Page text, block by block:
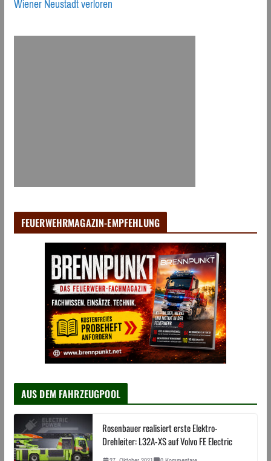
Wiener Neustadt verloren
FEUERWEHRMAGAZIN-EMPFEHLUNG
AUS DEM FAHRZEUGPOOL
Rosenbauer realisiert erste Elektro-
Drehleiter: L32A-XS auf Volvo FE Electric